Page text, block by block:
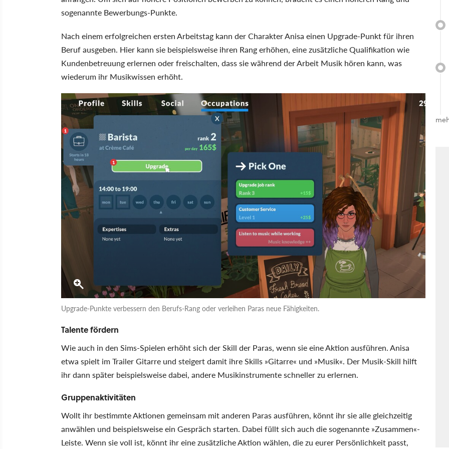
sogenannte Bewerbungs-Punkte.
Nach einem erfolgreichen ersten Arbeitstag kann der Charakter Anisa einen Upgrade-Punkt für ihren
Beruf ausgeben. Hier kann sie beispielsweise ihren Rang erhöhen, eine zusätzliche Qualifikation wie
Kundenbetreuung erlernen oder freischalten, dass sie während der Arbeit Musik hören kann, was
wiederum ihr Musikwissen erhöht.
Upgrade-Punkte verbessern den Berufs-Rang oder verleihen Paras neue Fähigkeiten.
Talente fördern
Wie auch in den Sims-Spielen erhöht sich der Skill der Paras, wenn sie eine Aktion ausführen. Anisa
etwa spielt im Trailer Gitarre und steigert damit ihre Skills »Gitarre« und »Musik«. Der Musik-Skill hilft
ihr dann später beispielsweise dabei, andere Musikinstrumente schneller zu erlernen.
Gruppenaktivitäten
Wollt ihr bestimmte Aktionen gemeinsam mit anderen Paras ausführen, könnt ihr sie alle gleichzeitig
anwählen und beispielsweise ein Gespräch starten. Dabei füllt sich auch die sogenannte »Zusammen«-
Leiste. Wenn sie voll ist, könnt ihr eine zusätzliche Aktion wählen, die zu eurer Persönlichkeit passt,